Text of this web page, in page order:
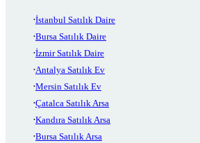
İstanbul Satılık Daire
Bursa Satılık Daire
İzmir Satılık Daire
Antalya Satılık Ev
Mersin Satılık Ev
Çatalca Satılık Arsa
Kandıra Satılık Arsa
Bursa Satılık Arsa